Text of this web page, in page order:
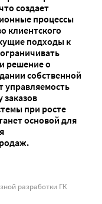
создает
процессы
клиентского
подходы к
решение о
собственной
управляемость
заказов
при росте
основой для
разработки ГК